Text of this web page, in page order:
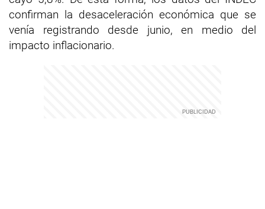
confirman la desaceleración económica que se
venía registrando desde junio, en medio del
impacto inflacionario.